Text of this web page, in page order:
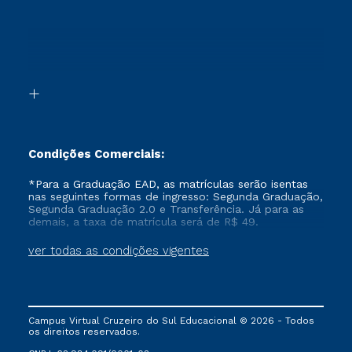
Formação Pedagógica - R2
Condições Comerciais:
ver todas as condições vigentes
*Para a Graduação EAD, as matrículas serão isentas
nas seguintes formas de ingresso: Segunda Graduação,
Segunda Graduação 2.0 e Transferência. Já para as
demais, a taxa de matrícula será de R$ 49.
Campus Virtual Cruzeiro do Sul Educacional © 2026 - Todos
os direitos reservados.